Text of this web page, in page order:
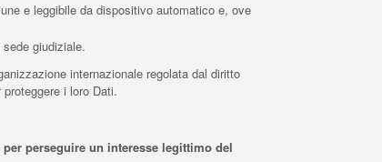
e leggibile da dispositivo automatico e, ove
sede giudiziale.
internazionale regolata dal diritto
i loro Dati.
perseguire un interesse legittimo del